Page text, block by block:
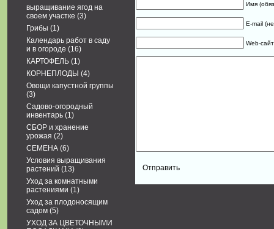
выращивание ягод на
своем участке (3)
Грибы (1)
Календарь работ в саду
и в огороде (16)
КАРТОФЕЛЬ (1)
КОРНЕПЛОДЫ (4)
Овощи капустной группы
(3)
Садово-огородный
инвентарь (1)
СБОР и хранение
урожая (2)
СЕМЕНА (6)
Условия выращивания
растений (13)
Уход за комнатными
растениями (1)
Уход за плодоносящим
садом (5)
УХОД ЗА ЦВЕТОЧНЫМИ
Имя
E-mail
Web-сайт